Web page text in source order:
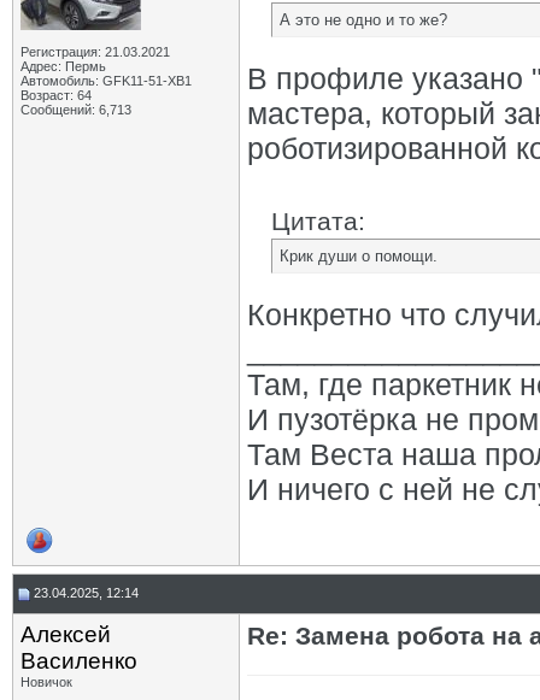
Регистрация: 21.03.2021
Адрес: Пермь
Автомобиль: GFK11-51-ХВ1
Возраст: 64
Сообщений: 6,713
А это не одно и то же?
В профиле указано
мастера, который
роботизированной
Цитата:
Крик души о помощи.
Конкретно что
Там, где паркетник
И пузотёрка не
Там Веста наша
И ничего с ней не
23.04.2025, 12:14
Алексей
Василенко
Новичок
Re: Замена робота на